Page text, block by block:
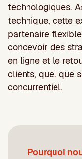
technologiques.
technique, cette
partenaire
concevoir des
en ligne et le
clients, quel que
concurrentiel.
Pourquoi